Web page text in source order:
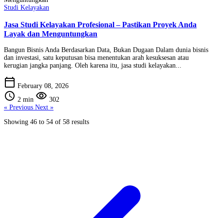
Studi Kelayakan
Jasa Studi Kelayakan Profesional – Pastikan Proyek Anda
Layak dan Menguntungkan
Bangun Bisnis Anda Berdasarkan Data, Bukan Dugaan Dalam dunia bisnis
dan investasi, satu keputusan bisa menentukan arah kesuksesan atau
kerugian jangka panjang. Oleh karena itu, jasa studi kelayakan...
calendar_today February 08, 2026
schedule 2 min visibility 302
« Previous Next »
Showing 46 to 54 of 58 results